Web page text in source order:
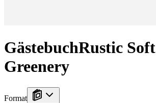
GästebuchRustic Soft
Greenery
Format